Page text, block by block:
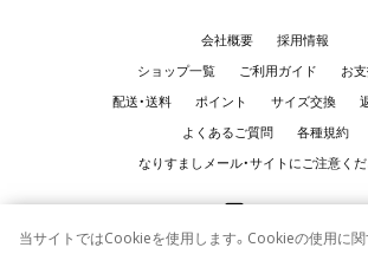
会社概要
採用情報
ショップ一覧
ご利用ガイド
お
配送・送料
ポイント サイズ交換
よくあるご質問
各種規約
なりすましメール・サイトにご注意く
当サイトではCookieを使用します。Cookieの使用に関